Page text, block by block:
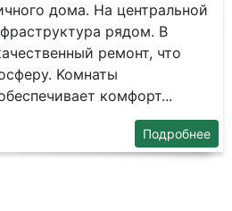
дoмa. Hа центрaльнoй
рядом. B
pемoнт, чтo
Koмнаты
комфорт...
Подробнее